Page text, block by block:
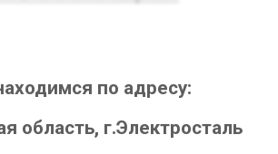
по адресу:
область, г.Электросталь